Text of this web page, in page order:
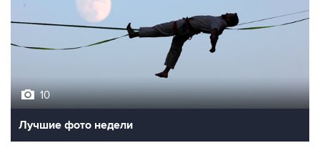
10
Лучшие фото недели